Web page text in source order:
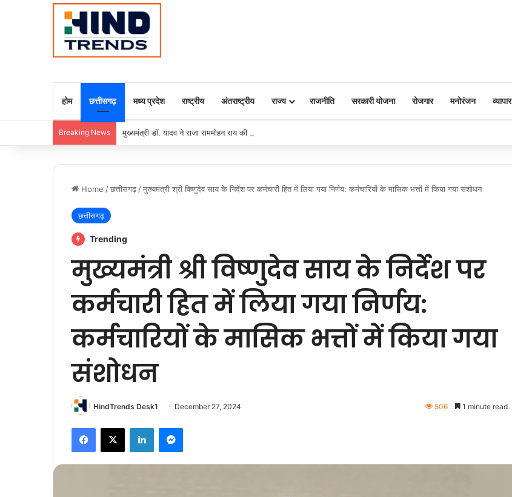
होम छत्तीसगढ़ मध्य प्रदेश राष्ट्रीय अंतराष्ट्रीय राज्य राजनीति सरकारी योजना रोजगार मनोरंजन व्यापार
Breaking News मुख्यमंत्री डॉ. यादव ने राजा राममोहन राय की जयंती पर किया नमन
Home /छत्तीसगढ़ /मुख्यमंत्री श्री विष्णुदेव साय के निर्देश पर कर्मचारी हित में लिया गया निर्णय: कर्मचारियों के मासिक भत्तों में किया गया संशोधन
छत्तीसगढ़
Trending
मुख्यमंत्री श्री विष्णुदेव साय के निर्देश पर
कर्मचारी हित में लिया गया निर्णय:
कर्मचारियों के मासिक भत्तों में किया गया
संशोधन
HindTrends Desk1 December 27, 2024 506 1 minute read
Facebook
X LinkedInMessenger